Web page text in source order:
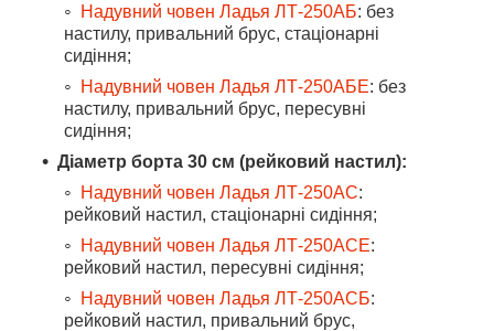
Надувний човен Ладья ЛТ-250АБ: без
настилу, привальний брус, стаціонарні
сидіння;
Надувний човен Ладья ЛТ-250АБЕ: без
настилу, привальний брус, пересувні
сидіння;
Діаметр борта 30 см (рейковий настил):
Надувний човен Ладья ЛТ-250АС:
рейковий настил, стаціонарні сидіння;
Надувний човен Ладья ЛТ-250АСЕ:
рейковий настил, пересувні сидіння;
Надувний човен Ладья ЛТ-250АСБ:
рейковий настил, привальний брус,